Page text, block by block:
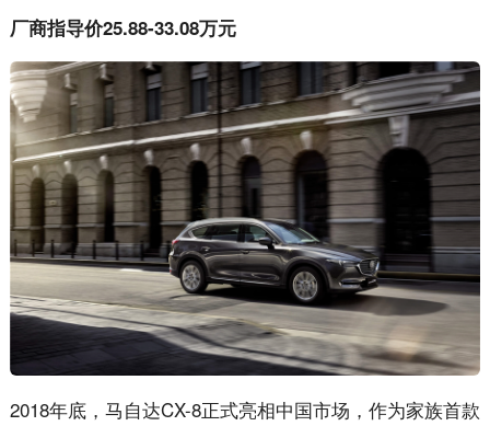
厂商指导价25.88-33.08万元
2018年底，马自达CX-8正式亮相中国市场，作为家族首款